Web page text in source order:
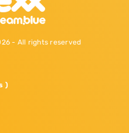
- All rights reserved
)